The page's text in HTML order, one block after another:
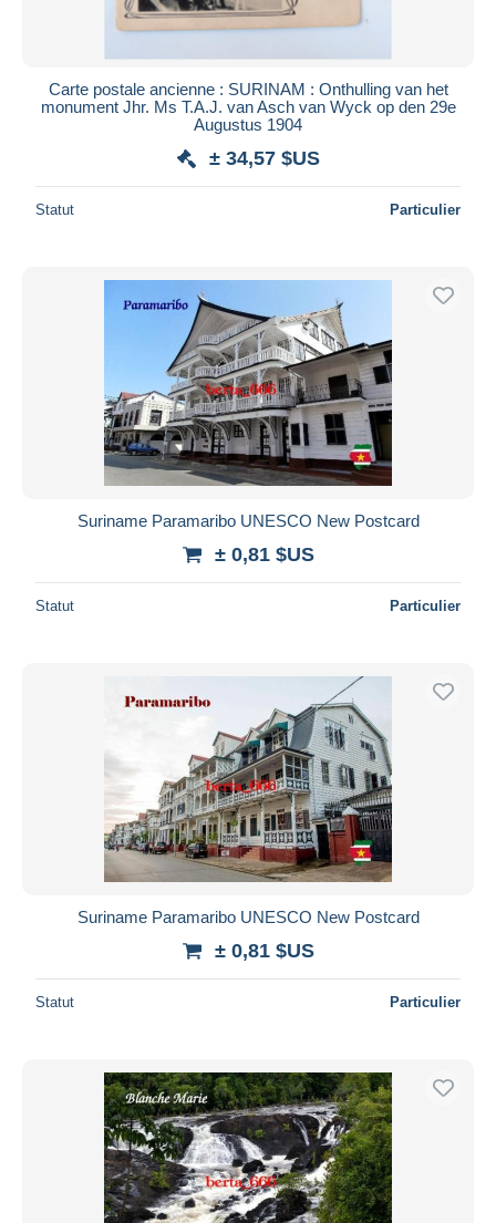
Carte postale ancienne : SURINAM : Onthulling van het
monument Jhr. Ms T.A.J. van Asch van Wyck op den 29e
Augustus 1904
± 34,57 $US
Statut Particulier
Suriname Paramaribo UNESCO New Postcard
± 0,81 $US
Statut Particulier
Suriname Paramaribo UNESCO New Postcard
± 0,81 $US
Statut Particulier